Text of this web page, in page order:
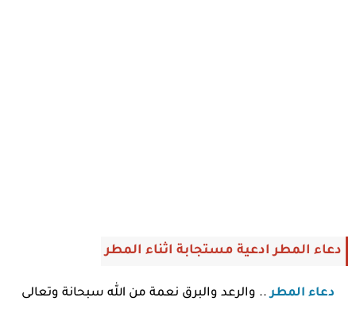
دعاء المطر ادعية مستجابة اثناء المطر
دعاء المطر.. والرعد والبرق نعمة من الله سبحانة وتعالى